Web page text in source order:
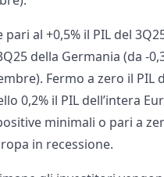
al +0,5% il PIL del
della Germania (da -
Fermo a zero il
0,2% il PIL dell’intera
minimali o pari a
in recessione.